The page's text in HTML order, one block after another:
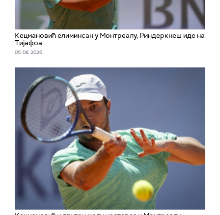
Кецмановић елиминсан у Монтреалу, Риндеркнеш иде на
Тијафоа
05. 08. 2026.